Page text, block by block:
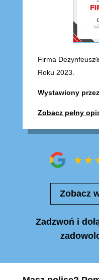
Firma
Roku 2023.
Wystawiony
Zobacz pełny
Zobacz
Zadzwoń i